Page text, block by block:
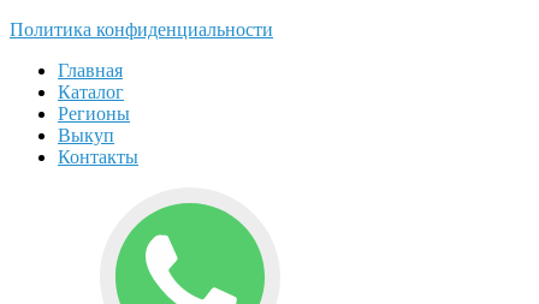
Политика конфиденциальности
Главная
Каталог
Регионы
Выкуп
Контакты